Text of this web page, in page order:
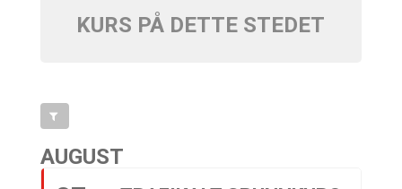
KURS PÅ DETTE STEDET
AUGUST